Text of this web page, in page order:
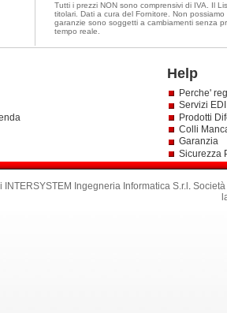
Tutti i prezzi NON sono comprensivi di IVA. Il
titolari. Dati a cura del Fornitore. Non
garanzie sono soggetti a cambiamenti senza
tempo reale.
Help
Perche'
Servizi
Prodotti
Colli
Garanzia
Sicurezza
INTERSYSTEM Ingegneria Informatica S.r.l .